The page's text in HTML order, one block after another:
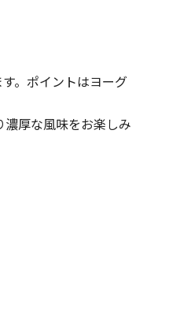
。ポイントはヨーグ
厚な風味をお楽しみ